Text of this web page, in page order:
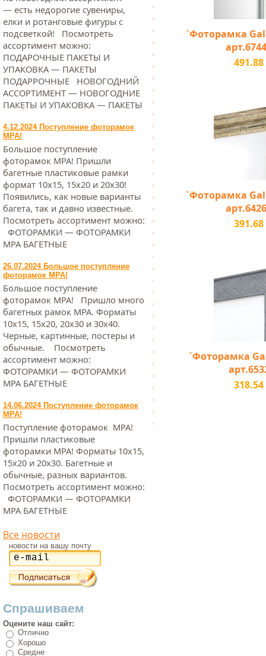
— есть недорогие сувениры,
елки и ротанговые фигуры с
подсветкой! Посмотреть
ассортимент можно:
ПОДАРОЧНЫЕ ПАКЕТЫ И
УПАКОВКА — ПАКЕТЫ
ПОДАРРОЧНЫЕ НОВОГОДНИЙ
АССОРТИМЕНТ — НОВОГОДНИЕ
ПАКЕТЫ И УПАКОВКА — ПАКЕТЫ
4.12.2024 Поступление фоторамок
МРА!
Большое поступление
фоторамок МРА! Пришли
багетные пластиковые рамки
формат 10х15, 15х20 и 20х30!
Появились, как новые варианты
багета, так и давно известные.
Посмотреть ассортимент можно:
ФОТОРАМКИ — ФОТОРАМКИ
МРА БАГЕТНЫЕ
26.07.2024 Большое поступление
фоторамок МРА!
Большое поступление
фоторамок МРА! Пришло много
багетных рамок МРА. Форматы
10х15, 15х20, 20х30 и 30х40.
Черные, картинные, постеры и
обычные. Посмотреть
ассортимент можно:
ФОТОРАМКИ — ФОТОРАМКИ
МРА БАГЕТНЫЕ
14.06.2024 Поступление фоторамок
МРА!
Поступление фоторамок МРА!
Пришли пластиковые
фоторамки МРА! Форматы 10х15,
15х20 и 20х30. Багетные и
обычные, разных вариантов.
Посмотреть ассортимент можно:
ФОТОРАМКИ — ФОТОРАМКИ
МРА БАГЕТНЫЕ
Все новости
новости на вашу почту
Спрашиваем
Оцените наш сайт:
Отлично
Хорошо
Средне
`Фоторамка
`Фоторамка
`Фоторамка